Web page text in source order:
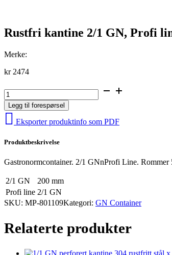
Rustfri kantine 2/1 GN, Profi
Merke:
kr2474
Rustfri
kantine
2/1
GN,
Profi
200
antall
Legg til forespørsel
Eksporter produktinfo som PDF
Produktbeskrivelse
Gastronormcontainer. 2/1 GNnProfi Line.
2/1 GN
200 mm
Profi line 2/1 GN
SKU: MP-801109Kategori: GN Container
Relaterte produkter